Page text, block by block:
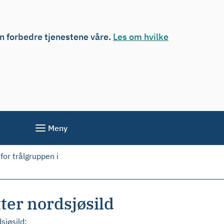
forbedre tjenestene våre. Les om hvilke
Meny
trålgruppen i
nordsjøsild